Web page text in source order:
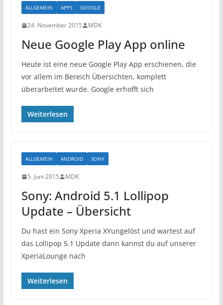
ALLGEMEIN APPS GOOGLE
24. November 2015 MDK
Neue Google Play App online
Heute ist eine neue Google Play App erschienen, die
vor allem im Bereich Übersichten, komplett
überarbeitet wurde. Google erhofft sich
Weiterlesen
ALLGEMEIN ANDROID SONY
5. Juni 2015 MDK
Sony: Android 5.1 Lollipop
Update – Übersicht
Du hast ein Sony Xperia XYungelöst und wartest auf
das Lollipop 5.1 Update dann kannst du auf unserer
XperiaLounge nach
Weiterlesen